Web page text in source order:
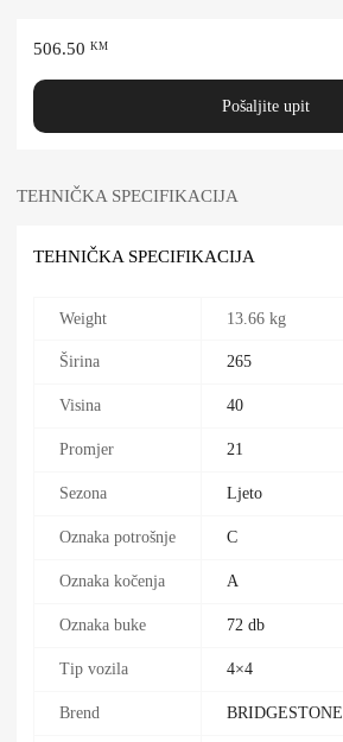
506.50 KM
Pošaljite upit
TEHNIČKA SPECIFIKACIJA
TEHNIČKA SPECIFIKACIJA
Weight 13.66 kg
Širina 265
Visina 40
Promjer 21
Sezona Ljeto
Oznaka potrošnje C
Oznaka kočenja A
Oznaka buke 72 db
Tip vozila 4×4
Brend BRIDGESTONE